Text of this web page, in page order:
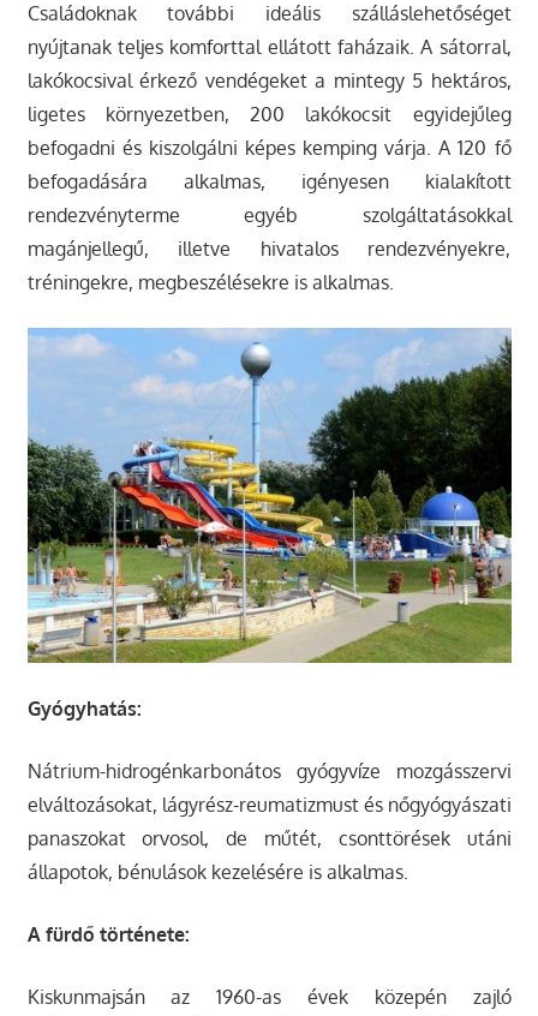
Családoknak további ideális szálláslehetőséget
nyújtanak teljes komforttal ellátott faházaik. A sátorral,
lakókocsival érkező vendégeket a mintegy 5 hektáros,
ligetes környezetben, 200 lakókocsit egyidejűleg
befogadni és kiszolgálni képes kemping várja. A 120 fő
befogadására alkalmas, igényesen kialakított
rendezvényterme egyéb szolgáltatásokkal
magánjellegű, illetve hivatalos rendezvényekre,
tréningekre, megbeszélésekre is alkalmas.
Gyógyhatás:
Nátrium-hidrogénkarbonátos gyógyvíze mozgásszervi
elváltozásokat, lágyrész-reumatizmust és nőgyógyászati
panaszokat orvosol, de műtét, csonttörések utáni
állapotok, bénulások kezelésére is alkalmas.
A fürdő története:
Kiskunmajsán az 1960-as évek közepén zajló